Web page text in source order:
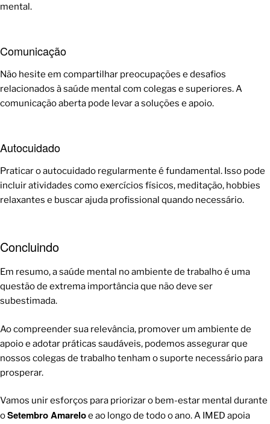
mental.
Comunicação
Não hesite em compartilhar preocupações e desafios
relacionados à saúde mental com colegas e superiores. A
comunicação aberta pode levar a soluções e apoio.
Autocuidado
Praticar o autocuidado regularmente é fundamental. Isso pode
incluir atividades como exercícios físicos, meditação, hobbies
relaxantes e buscar ajuda profissional quando necessário.
Concluindo
Em resumo, a saúde mental no ambiente de trabalho é uma
questão de extrema importância que não deve ser
subestimada.
Ao compreender sua relevância, promover um ambiente de
apoio e adotar práticas saudáveis, podemos assegurar que
nossos colegas de trabalho tenham o suporte necessário para
prosperar.
Vamos unir esforços para priorizar o bem-estar mental durante
oSetembro Amareloe ao longo de todo o ano. A IMED apoia